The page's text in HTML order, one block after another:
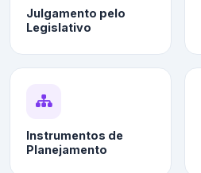
Julgamento pelo
Legislativo
Instrumentos de
Planejamento